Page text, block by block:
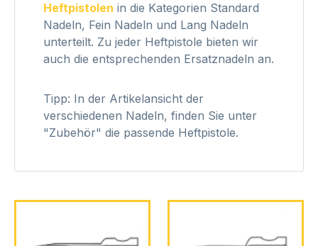
Heftpistolen in die Kategorien Standard
Nadeln, Fein Nadeln und Lang Nadeln
unterteilt. Zu jeder Heftpistole bieten wir
auch die entsprechenden Ersatznadeln an.
Tipp: In der Artikelansicht der
verschiedenen Nadeln, finden Sie unter
"Zubehör" die passende Heftpistole.